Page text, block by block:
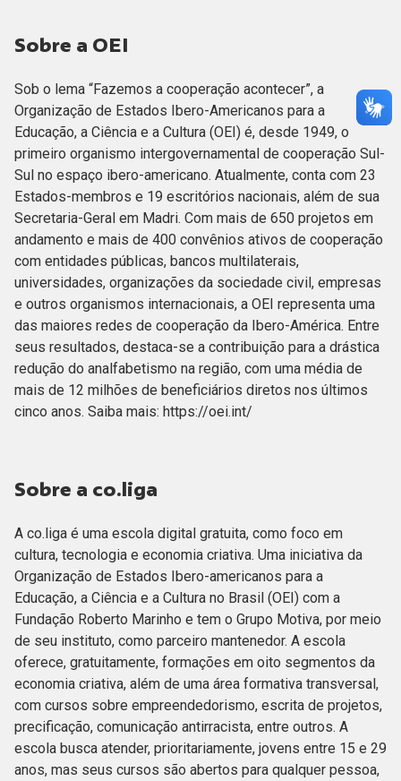
Sobre a OEI
Sob o lema “Fazemos a cooperação acontecer”, a
Organização de Estados Ibero-Americanos para a
Educação, a Ciência e a Cultura (OEI) é, desde 1949, o
primeiro organismo intergovernamental de cooperação Sul-
Sul no espaço ibero-americano. Atualmente, conta com 23
Estados-membros e 19 escritórios nacionais, além de sua
Secretaria-Geral em Madri. Com mais de 650 projetos em
andamento e mais de 400 convênios ativos de cooperação
com entidades públicas, bancos multilaterais,
universidades, organizações da sociedade civil, empresas
e outros organismos internacionais, a OEI representa uma
das maiores redes de cooperação da Ibero-América. Entre
seus resultados, destaca-se a contribuição para a drástica
redução do analfabetismo na região, com uma média de
mais de 12 milhões de beneficiários diretos nos últimos
cinco anos. Saiba mais: https://oei.int/
Sobre a co.liga
A co.liga é uma escola digital gratuita, como foco em
cultura, tecnologia e economia criativa. Uma iniciativa da
Organização de Estados Ibero-americanos para a
Educação, a Ciência e a Cultura no Brasil (OEI) com a
Fundação Roberto Marinho e tem o Grupo Motiva, por meio
de seu instituto, como parceiro mantenedor. A escola
oferece, gratuitamente, formações em oito segmentos da
economia criativa, além de uma área formativa transversal,
com cursos sobre empreendedorismo, escrita de projetos,
precificação, comunicação antirracista, entre outros. A
escola busca atender, prioritariamente, jovens entre 15 e 29
anos, mas seus cursos são abertos para qualquer pessoa,